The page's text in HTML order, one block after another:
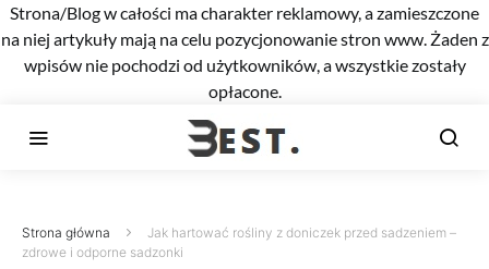
Strona/Blog w całości ma charakter reklamowy, a zamieszczone
na niej artykuły mają na celu pozycjonowanie stron www. Żaden z
wpisów nie pochodzi od użytkowników, a wszystkie zostały
opłacone.
Strona główna
Jak hartować rośliny z doniczek przed sadzeniem –
zdrowe i odporne sadzonki